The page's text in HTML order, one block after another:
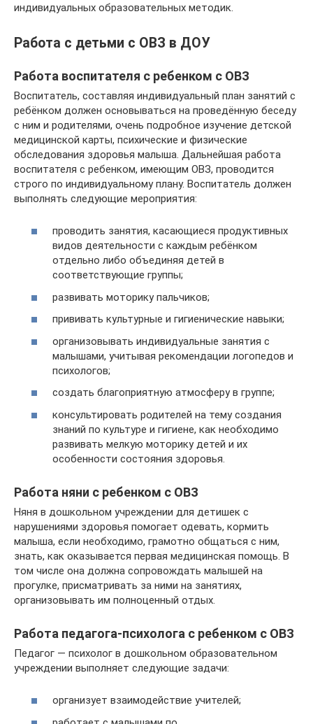
индивидуальных образовательных методик.
Работа с детьми с ОВЗ в ДОУ
Работа воспитателя с ребенком с ОВЗ
Воспитатель, составляя индивидуальный план занятий с
ребёнком должен основываться на проведённую беседу
с ним и родителями, очень подробное изучение детской
медицинской карты, психические и физические
обследования здоровья малыша. Дальнейшая работа
воспитателя с ребенком, имеющим ОВЗ, проводится
строго по индивидуальному плану. Воспитатель должен
выполнять следующие мероприятия:
проводить занятия, касающиеся продуктивных
видов деятельности с каждым ребёнком
отдельно либо объединяя детей в
соответствующие группы;
развивать моторику пальчиков;
прививать культурные и гигиенические навыки;
организовывать индивидуальные занятия с
малышами, учитывая рекомендации логопедов и
психологов;
создать благоприятную атмосферу в группе;
консультировать родителей на тему создания
знаний по культуре и гигиене, как необходимо
развивать мелкую моторику детей и их
особенности состояния здоровья.
Работа няни с ребенком с ОВЗ
Няня в дошкольном учреждении для детишек с
нарушениями здоровья помогает одевать, кормить
малыша, если необходимо, грамотно общаться с ним,
знать, как оказывается первая медицинская помощь. В
том числе она должна сопровождать малышей на
прогулке, присматривать за ними на занятиях,
организовывать им полноценный отдых.
Работа педагога-психолога с ребенком с ОВЗ
Педагог — психолог в дошкольном образовательном
учреждении выполняет следующие задачи:
организует взаимодействие учителей;